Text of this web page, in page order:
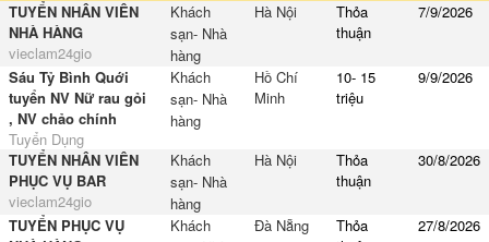
TUYỂN NHÂN VIÊN
NHÀ HÀNG
vieclam24gio
Khách
sạn- Nhà
hàng
Hà Nội
Thỏa
thuận
7/9/2026
Sáu Tỷ Bình Quới
tuyển NV Nữ rau gỏi
, NV chảo chính
Tuyển Dụng
Khách
sạn- Nhà
hàng
Hồ Chí
Minh
10- 15
triệu
9/9/2026
TUYỂN NHÂN VIÊN
PHỤC VỤ BAR
vieclam24gio
Khách
sạn- Nhà
hàng
Hà Nội
Thỏa
thuận
30/8/2026
TUYỂN PHỤC VỤ
Khách
Đà Nẵng
Thỏa
27/8/2026